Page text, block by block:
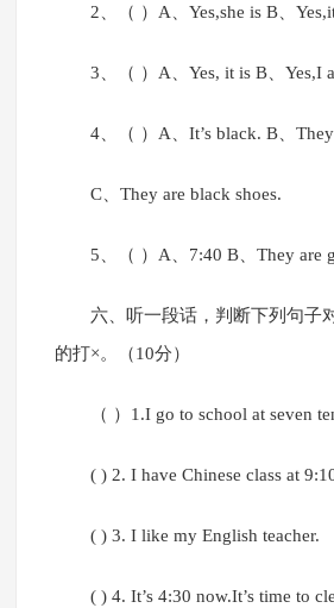
2、（ ）A、Yes,she is B、
3、（ ）A、Yes, it is B、Yes,I
4、（ ）A、It’s black. B、
C、They are black shoes.
5、（ ）A、7:40 B、They are
六、听一段话，判断下列句子
的打×。（10分）
（ ）1.I go to school at seven
( ) 2. I have Chinese class at
( ) 3. I like my English teacher.
( ) 4. It’s 4:30 now.It’s time to